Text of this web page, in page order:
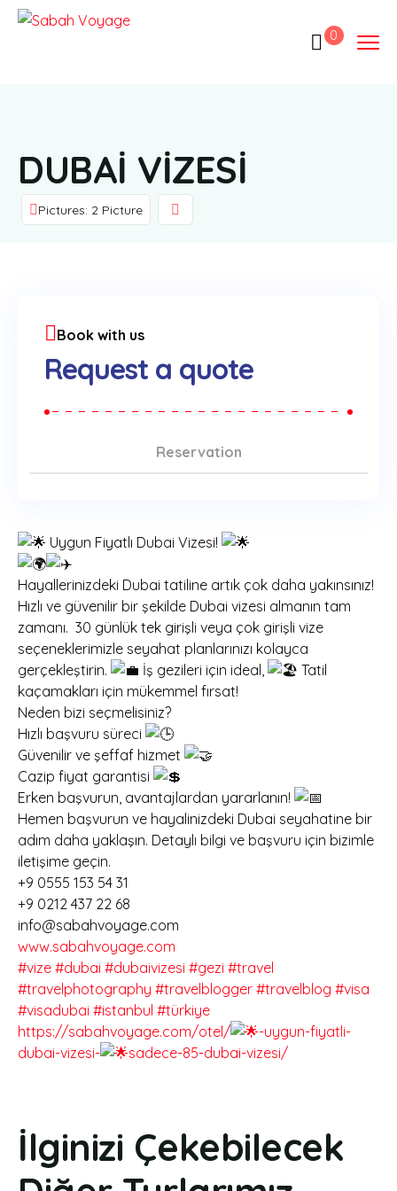
0
DUBAİ VİZESİ
Pictures: 2 Picture
Uygun Fiyatlı Dubai Vizesi!
Hayallerinizdeki Dubai tatiline artık çok daha yakınsınız!
Hızlı ve güvenilir bir şekilde Dubai vizesi almanın tam
zamanı. 30 günlük tek girişli veya çok girişli vize
seçeneklerimizle seyahat planlarınızı kolayca
gerçekleştirin.
İş gezileri için ideal,
Tatil
kaçamakları için mükemmel fırsat!
Neden bizi seçmelisiniz?
Hızlı başvuru süreci
Güvenilir ve şeffaf hizmet
Cazip fiyat garantisi
Erken başvurun, avantajlardan yararlanın!
Hemen başvurun ve hayalinizdeki Dubai seyahatine bir
adım daha yaklaşın. Detaylı bilgi ve başvuru için bizimle
iletişime geçin.
+9 0555 153 54 31
+9 0212 437 22 68
info@sabahvoyage.com
www.sabahvoyage.com
#vize #dubai #dubaivizesi #gezi #travel
#travelphotography #travelblogger #travelblog #visa
#visadubai #istanbul #türkiye
https://sabahvoyage.com/otel/
-uygun-fiyatli-
dubai-vizesi-
sadece-85-dubai-vizesi/
Book with us
Request a quote
Reservation
İlginizi Çekebilecek